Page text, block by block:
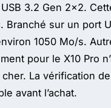
3.2 Gen 2x2.
sur un port
1050 Mo/s.
pour le X10 Pro
La vérification
avant l’achat.